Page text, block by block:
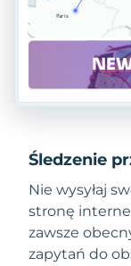
Śledzenie
Nie wysyłaj
stronę
zawsze
zapytań do